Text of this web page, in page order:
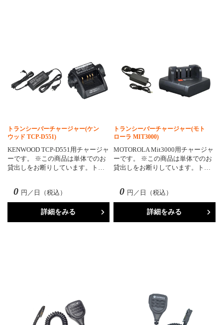
トランシーバーチャージャー(ケン
ウッド TCP-D551)
KENWOOD TCP-D551用チャージャ
ーです。 ※この商品は単体でのお
貸出しをお断りしています。ト…
0 円／日（税込）
詳細をみる
トランシーバーチャージャー(モト
ローラ MIT3000)
MOTOROLA Mit3000用チャージャ
ーです。 ※この商品は単体でのお
貸出しをお断りしています。ト…
0 円／日（税込）
詳細をみる